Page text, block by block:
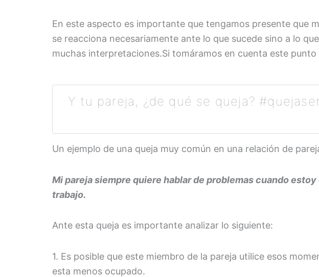
En este aspecto es importante que tengamos presente que
se reacciona necesariamente ante lo que sucede sino a lo
muchas interpretaciones.Si tomáramos en cuenta este
Y tu pareja, ¿de qué se queja?
Un ejemplo de una queja muy común en una relación de
Mi pareja siempre quiere hablar de problemas cuando
trabajo.
Ante esta queja es importante analizar lo siguiente:
1. Es posible que este miembro de la pareja utilice esos
esta menos ocupado.